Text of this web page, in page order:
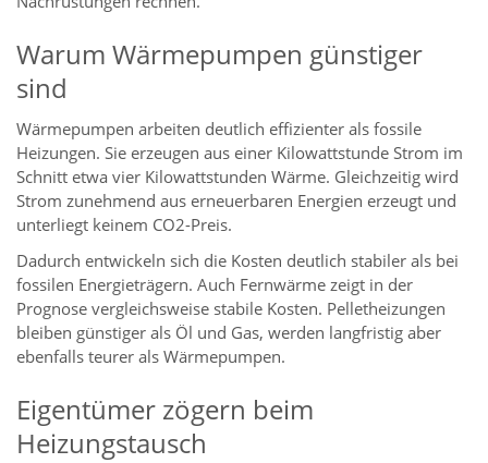
Warum Wärmepumpen günstiger
sind
Wärmepumpen arbeiten deutlich effizienter als fossile
Heizungen. Sie erzeugen aus einer Kilowattstunde Strom im
Schnitt etwa vier Kilowattstunden Wärme. Gleichzeitig wird
Strom zunehmend aus erneuerbaren Energien erzeugt und
unterliegt keinem CO2-Preis.
Dadurch entwickeln sich die Kosten deutlich stabiler als bei
fossilen Energieträgern. Auch Fernwärme zeigt in der
Prognose vergleichsweise stabile Kosten. Pelletheizungen
bleiben günstiger als Öl und Gas, werden langfristig aber
ebenfalls teurer als Wärmepumpen.
Eigentümer zögern beim
Heizungstausch